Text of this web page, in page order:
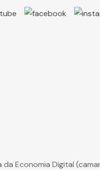
da Economia Digital